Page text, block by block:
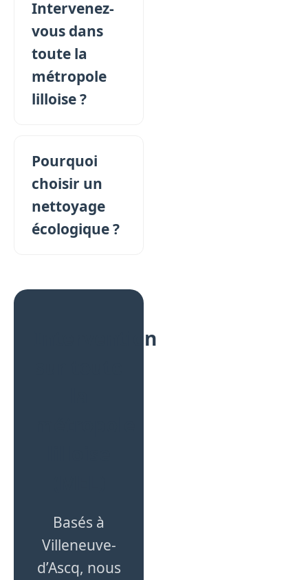
Intervenez-
vous dans
toute la
métropole
lilloise ?
Pourquoi
choisir un
nettoyage
écologique ?
Intervention
Basés à
Villeneuve-
d’Ascq, nous